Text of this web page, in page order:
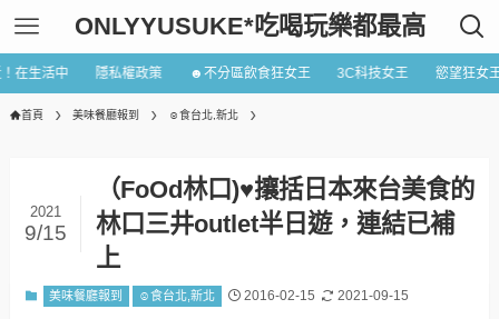
ONLYYUSUKE*吃喝玩樂都最高
在生活中 隱私權政策 ☻不分區飲食狂女王 3C科技女王 慾望狂女
首頁 美味餐廳報到 ☺食台北,新北
（FoOd林口)♥攘括日本來台美食的
林口三井outlet半日遊，連結已補
上
2021
9/15
美味餐廳報到 ☺食台北,新北 2016-02-15 2021-09-15